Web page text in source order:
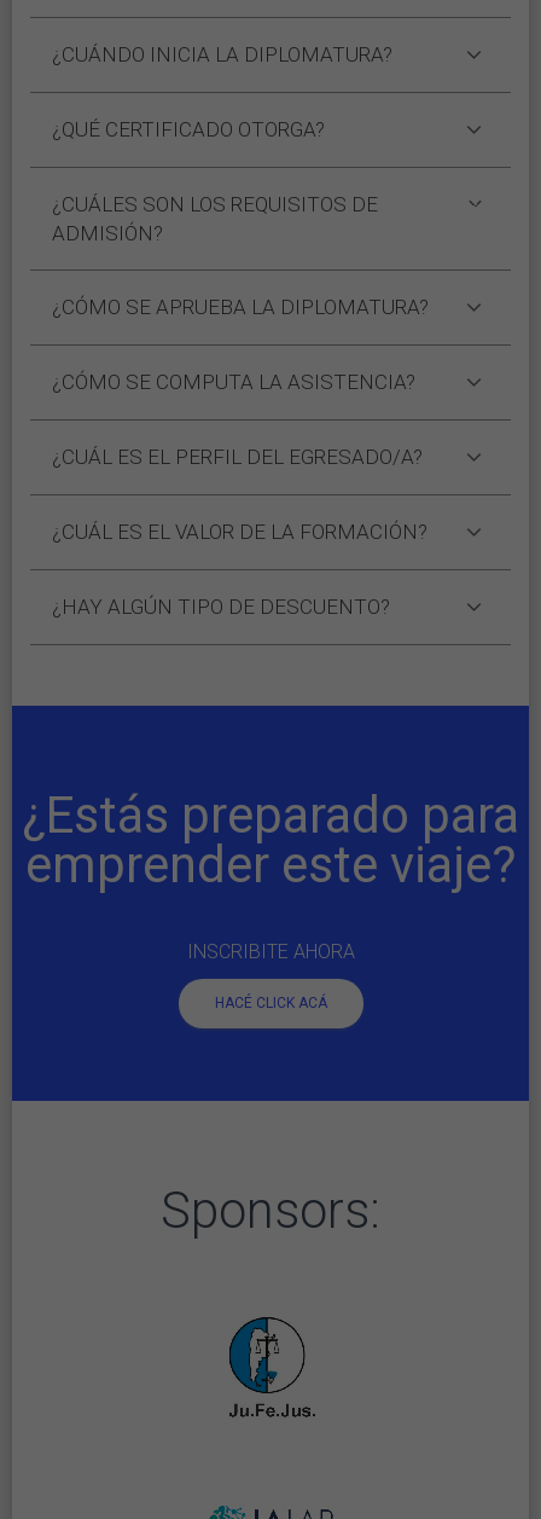
¿CUÁNDO INICIA LA DIPLOMATURA?
¿QUÉ CERTIFICADO OTORGA?
¿CUÁLES SON LOS REQUISITOS DE
ADMISIÓN?
¿CÓMO SE APRUEBA LA DIPLOMATURA?
¿CÓMO SE COMPUTA LA ASISTENCIA?
¿CUÁL ES EL PERFIL DEL EGRESADO/A?
¿CUÁL ES EL VALOR DE LA FORMACIÓN?
¿HAY ALGÚN TIPO DE DESCUENTO?
¿Estás preparado para
emprender este viaje?
INSCRIBITE AHORA
HACÉ CLICK ACÁ
Sponsors: